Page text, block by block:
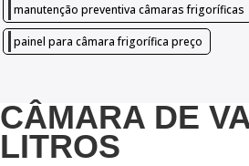
manutenção preventiva câmaras frigoríficas
painel para câmara frigorífica preço
CÂMARA DE
LITROS